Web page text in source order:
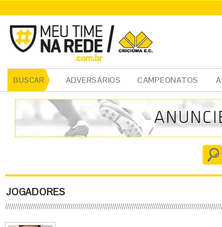
BUSCAR ADVERSÁRIOS CAMPEONATOS
JOGADORES